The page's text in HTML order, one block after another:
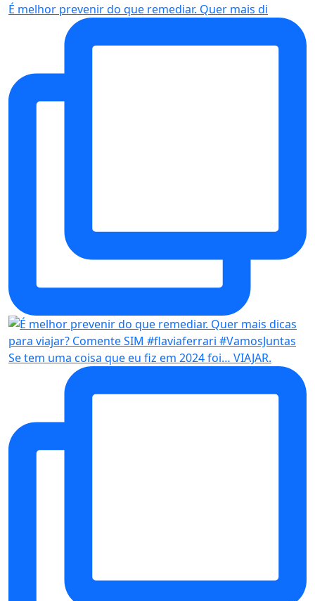
É melhor prevenir do que remediar. Quer mais di
Se tem uma coisa que eu fiz em 2024 foi… VIAJAR.